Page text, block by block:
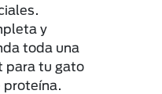
y
toda una
para tu gato
proteína.